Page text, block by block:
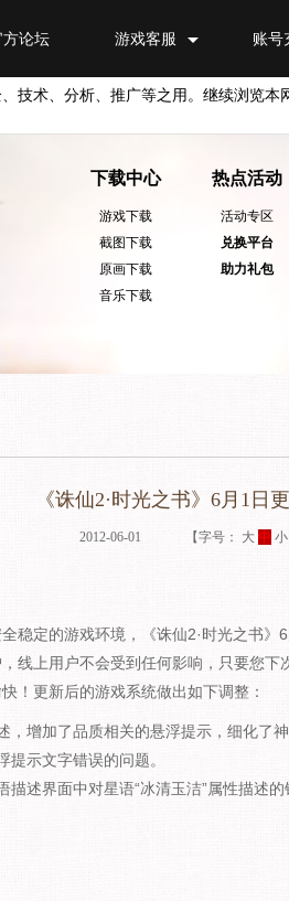
账号
游戏客服
方论坛
、技术、分析、推广等之用。继续浏览本
下载中心
游戏下载
截图下载
原画下载
音乐下载
热点活动
活动专区
兑换平台
助力礼包
《诛仙2·时光之书》6月1日
2012-06-01 【字号： 大 中 小
定的游戏环境，《诛仙2·时光之书》
线上用户不会受到任何影响，只要您下
！更新后的游戏系统做出如下调整：
增加了品质相关的悬浮提示，细化了神
示文字错误的问题。
界面中对星语“冰清玉洁”属性描述的